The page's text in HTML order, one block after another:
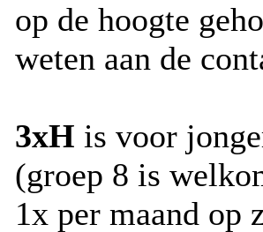
op de hoogte
weten aan de
3xH is voor
(groep 8 is
1x per maand op